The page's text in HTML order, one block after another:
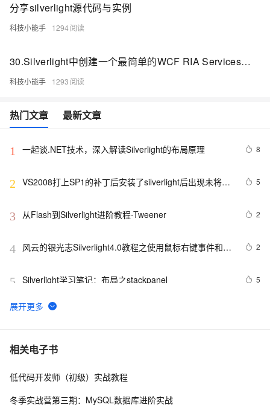
分享silverlight源代码与实例
科技小能手 1294
30.Silverlight中创建一个最简单的WCF RIA Services访问数据库实例
科技小能手 1293
热门文章 最新文章
1 一起谈.NET技术，深入解读Silverlight的布局原理 8
2 VS2008打上SP1的补丁后安装了silverlight后出现未将对
5
3 从Flash到Silverlight进阶教程-Tweener 2
4 风云的银光志Silverlight4.0教程之使用鼠标右键事件和滚
2
5 Silverlight学习笔记：布局之stackpanel 5
6 [转贴]Silverlight Socket 实现收发信息
7 Silverlight之Button控件简单自定义
8 Silverlight中鼠标事件的js开发
相关电子书
低代码开发师（初级）实战教程
冬季实战营第三期：MySQL数据库进阶实战